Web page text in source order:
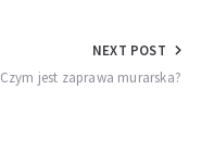
NEXT POST
Czym jest zaprawa murarska?